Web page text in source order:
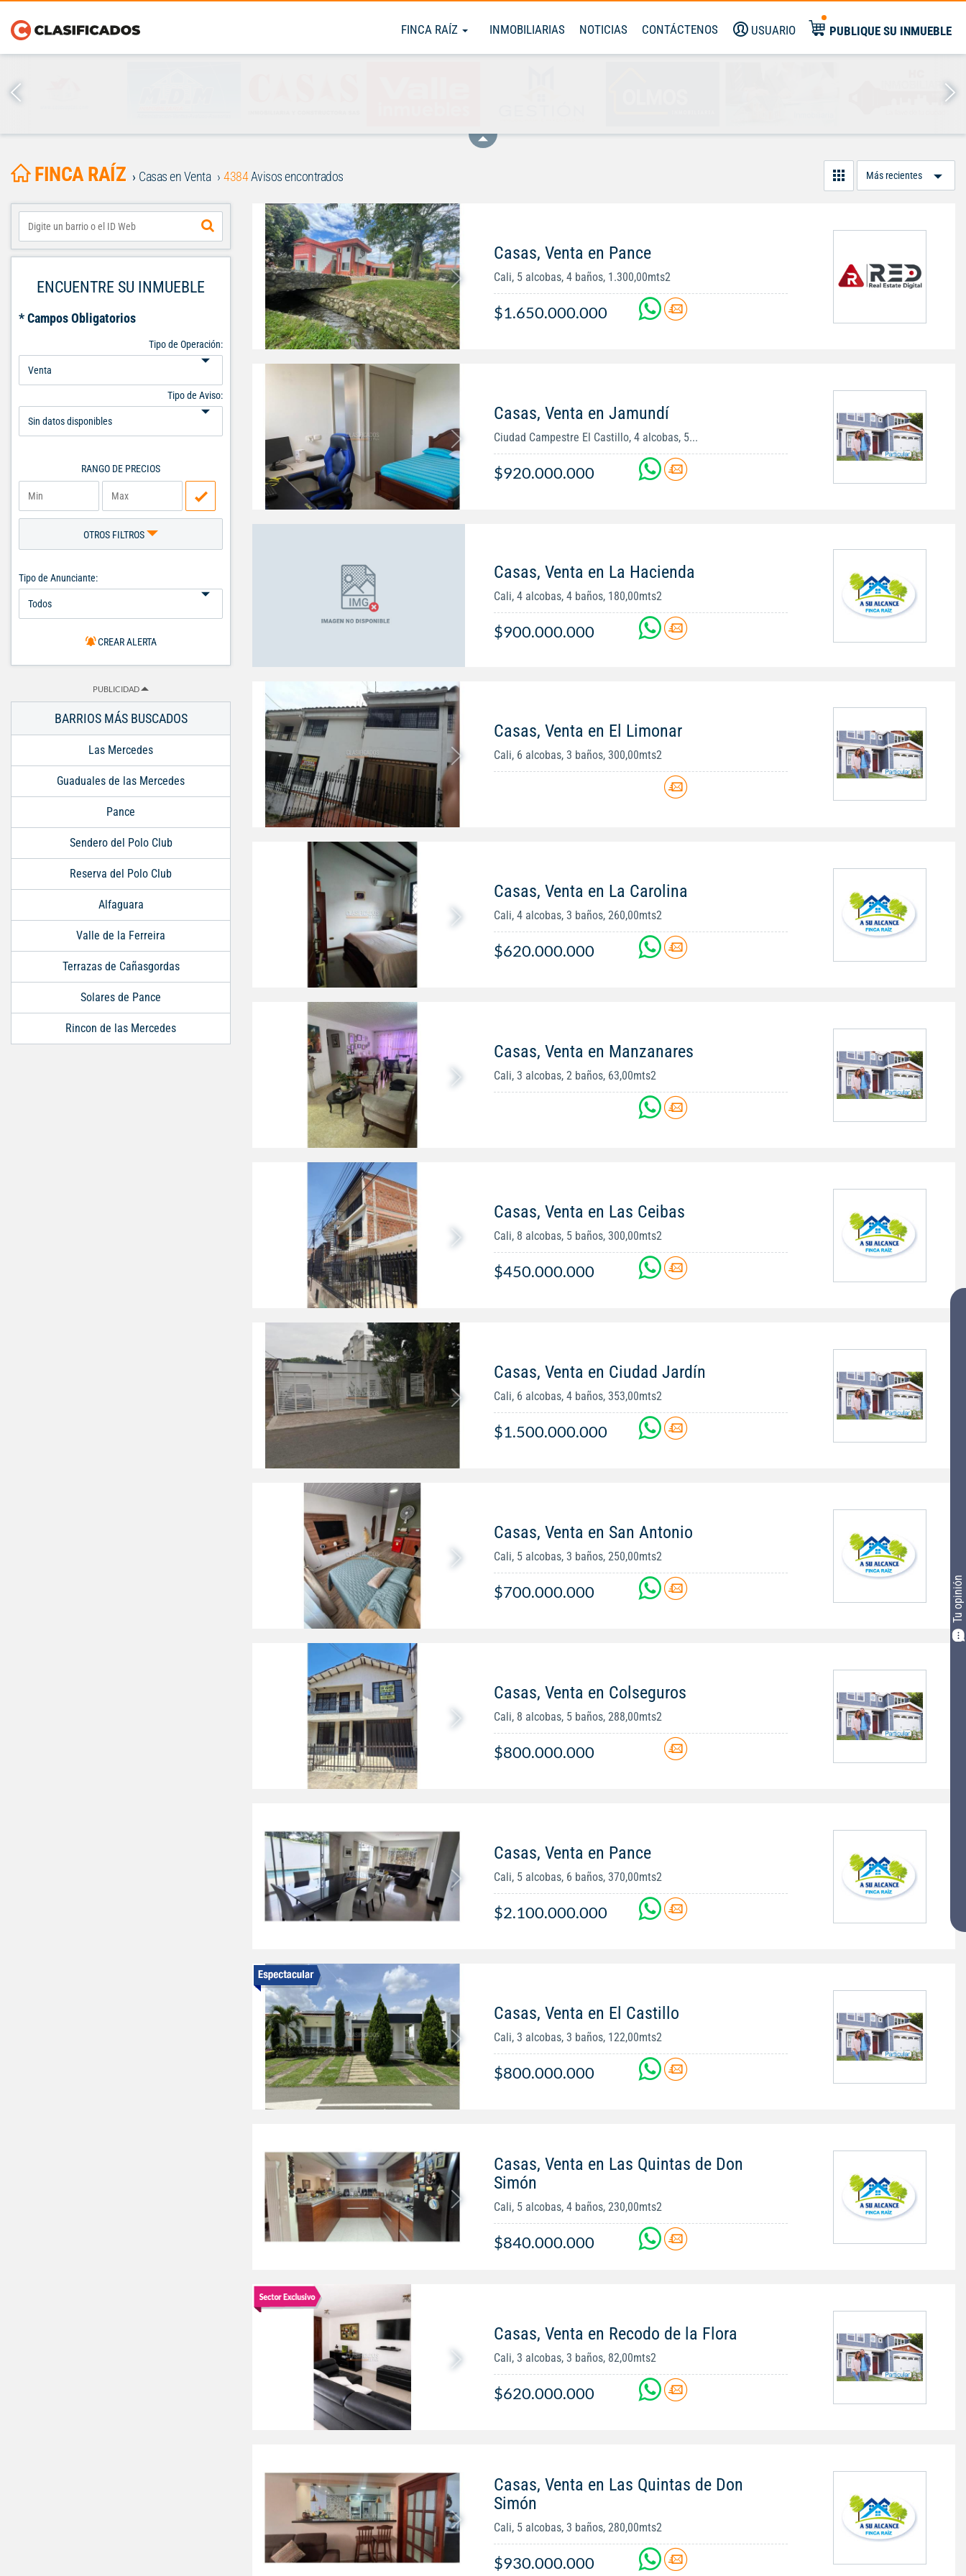
FINCA RAÍZ INMOBILIARIAS NOTICIAS CONTÁCTENOS USUARIO PUBLIQUE SU INMUEBLE
Tu opinión
FINCA RAÍZ Casas en Venta 4384Avisos encontrados
Casas, Venta en Pance
Cali, 5 alcobas, 4 baños, 1.300,00mts2
$1.650.000.000
Casas, Venta en Jamundí
Ciudad Campestre El Castillo, 4 alcobas, 5...
$920.000.000
Casas, Venta en La Hacienda
Cali, 4 alcobas, 4 baños, 180,00mts2
$900.000.000
Casas, Venta en El Limonar
Cali, 6 alcobas, 3 baños, 300,00mts2
Casas, Venta en La Carolina
Cali, 4 alcobas, 3 baños, 260,00mts2
$620.000.000
Casas, Venta en Manzanares
Cali, 3 alcobas, 2 baños, 63,00mts2
Casas, Venta en Las Ceibas
Cali, 8 alcobas, 5 baños, 300,00mts2
$450.000.000
Casas, Venta en Ciudad Jardín
Cali, 6 alcobas, 4 baños, 353,00mts2
$1.500.000.000
Casas, Venta en San Antonio
Cali, 5 alcobas, 3 baños, 250,00mts2
$700.000.000
Casas, Venta en Colseguros
Cali, 8 alcobas, 5 baños, 288,00mts2
$800.000.000
Casas, Venta en Pance
Cali, 5 alcobas, 6 baños, 370,00mts2
$2.100.000.000
Casas, Venta en El Castillo
Cali, 3 alcobas, 3 baños, 122,00mts2
$800.000.000
Casas, Venta en Las Quintas de Don
Simón
Cali, 5 alcobas, 4 baños, 230,00mts2
$840.000.000
Casas, Venta en Recodo de la Flora
Cali, 3 alcobas, 3 baños, 82,00mts2
$620.000.000
Casas, Venta en Las Quintas de Don
Simón
Cali, 5 alcobas, 3 baños, 280,00mts2
$930.000.000
ENCUENTRE SU INMUEBLE
* Campos Obligatorios
Tipo de Operación:
Tipo de Aviso:
RANGO DE PRECIOS
OTROS FILTROS
Tipo de Anunciante:
CREAR ALERTA
PUBLICIDAD
BARRIOS MÁS BUSCADOS
Las Mercedes
Guaduales de las Mercedes
Pance
Sendero del Polo Club
Reserva del Polo Club
Alfaguara
Valle de la Ferreira
Terrazas de Cañasgordas
Solares de Pance
Rincon de las Mercedes